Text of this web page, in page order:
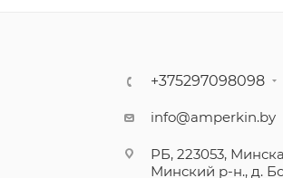
+375297098098
info@amperkin.by
РБ, 223053,
Минский р-н., д.